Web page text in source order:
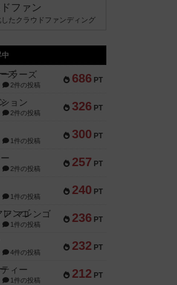
ファン
たクラウドファンディング
中
686 PT
ラーズ
2件の投稿
326 PT
ョン
2件の投稿
300 PT
1件の投稿
257 PT
2件の投稿
240 PT
1件の投稿
236 PT
ア マレンゴ
1件の投稿
232 PT
4件の投稿
212 PT
ィー
1件の投稿